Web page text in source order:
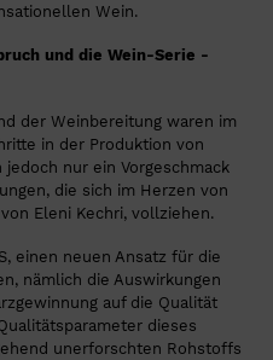
Wein.
und die Wein-Serie -
der Weinbereitung waren im
in der Produktion von
nur ein Vorgeschmack
die sich im Herzen von
Eleni Kechri, vollziehen.
einen neuen Ansatz für die
nämlich die Auswirkungen
auf die Qualität
dieses
unerforschten Rohstoffs